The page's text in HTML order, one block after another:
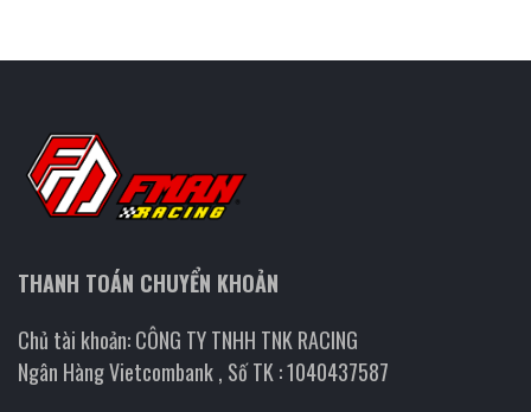
THANH TOÁN CHUYỂN KHOẢN
Chủ tài khoản: CÔNG TY TNHH TNK RACING
Ngân Hàng Vietcombank , Số TK : 1040437587